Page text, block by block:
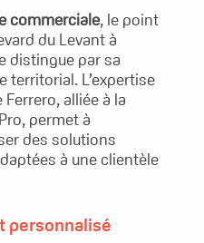
commerciale, le point
du Levant à
distingue par sa
territorial. L’expertise
alliée à la
permet à
des solutions
à une clientèle
personnalisé